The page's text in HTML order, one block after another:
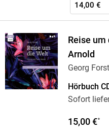
14,00 €
Reise
Arnold
Georg
Hörbuch
Sofort
15,00 €*